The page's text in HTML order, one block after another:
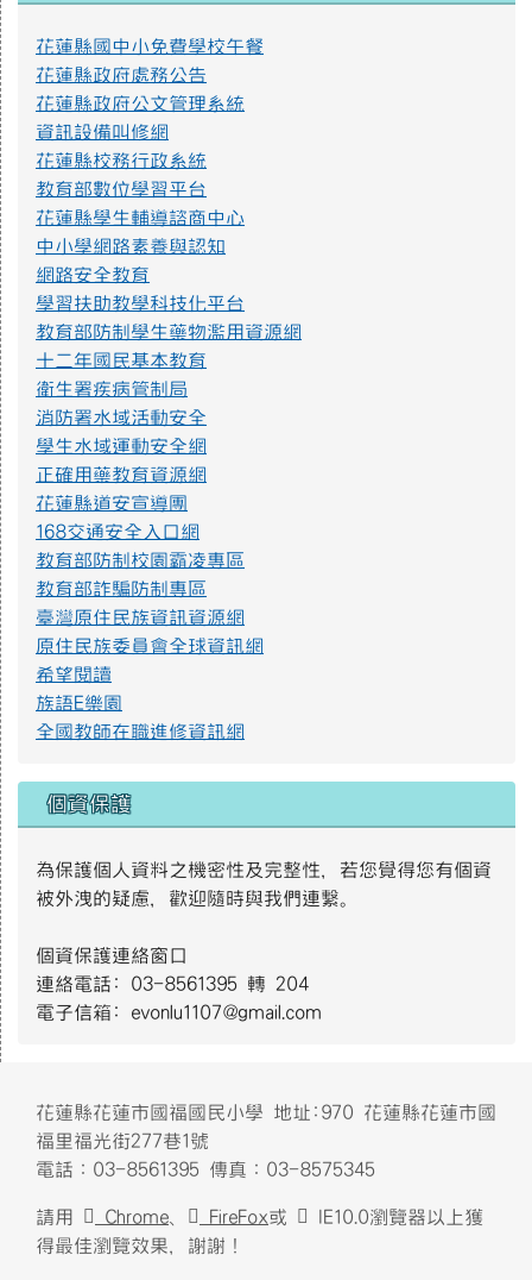
不迷小紅書，青春不迷途
近年小紅書APP為國人下載使用，產生資訊安全疑慮、詐騙
或其他校園安全事件，經查內政部警政署165打詐儀表板「縣市
案例」列有423件因使用小紅書遭詐騙之案例，態樣包含：網路
購物詐騙、假交友（投資詐財）詐騙、假買家騙賣家詐騙、假
求職詐騙、色情應召詐財詐騙等。因此，教育部建置「不迷小
紅書，青春不迷途」專區，提供小紅書潛在威脅教育宣導資源
及講師資料，請多加推廣運用。
https://eliteracy.edu.tw/Shorts/xiaohongshu.html
提升社會大眾對身心障礙者權利公約1.jpg
提升社會大眾對身心障礙者權利公約2.jpg
防範一氧化碳中毐.jpg
遊樂設施管理規範3.png
S__4137014.jpg
花蓮縣國中小免費學校午餐
花蓮縣政府處務公告
花蓮縣政府公文管理系統
資訊設備叫修網
花蓮縣校務行政系統
教育部數位學習平台
花蓮縣學生輔導諮商中心
中小學網路素養與認知
網路安全教育
學習扶助教學科技化平台
教育部防制學生藥物濫用資源網
十二年國民基本教育
衛生署疾病管制局
消防署水域活動安全
學生水域運動安全網
正確用藥教育資源網
花蓮縣道安宣導團
168交通安全入口網
教育部防制校園霸凌專區
教育部詐騙防制專區
臺灣原住民族資訊資源網
原住民族委員會全球資訊網
希望閱讀
族語E樂園
全國教師在職進修資訊網
個資保護
為保護個人資料之機密性及完整性，若您覺得您有個資
被外洩的疑慮，歡迎隨時與我們連繫。
個資保護連絡窗口
連絡電話: 03-8561395 轉 204
電子信箱: evonlu1107@gmail.com
頁尾區域內容
花蓮縣花蓮市國福國民小學 地址:970 花蓮縣花蓮市國
福里福光街277巷1號
電話：03-8561395 傳真：03-8575345
請用 Chrome FireFox或
IE10.0瀏覽器以上獲
得最佳瀏覽效果，謝謝！